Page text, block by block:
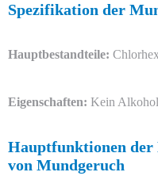
Spezifikation der
Hauptbestandteile:
Eigenschaften: Kein
Hauptfunktionen der
von Mundgeruch